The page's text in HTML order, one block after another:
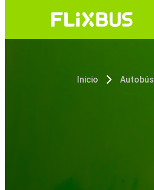
Inicio Autobús